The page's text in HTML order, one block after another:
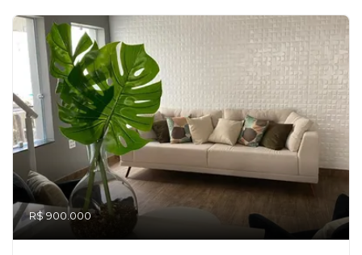
R$ 900.000